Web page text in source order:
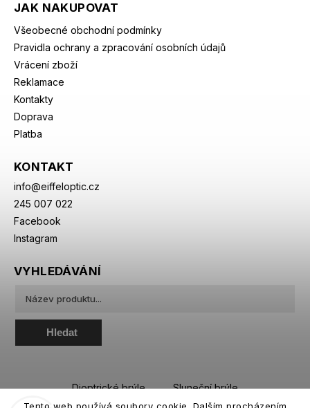
JAK NAKUPOVAT
Všeobecné obchodní podmínky
Pravidla ochrany a zpracování osobních údajů
Vrácení zboží
Reklamace
Kontakty
Doprava
Platba
KONTAKT
info@eiffeloptic.cz
245 007 022
Facebook
Instagram
VYHLEDÁVÁNÍ
Hledat
Dioptrické brýle
Sluneční brýle